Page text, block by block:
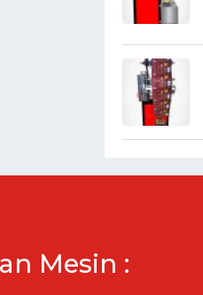
Mesin :